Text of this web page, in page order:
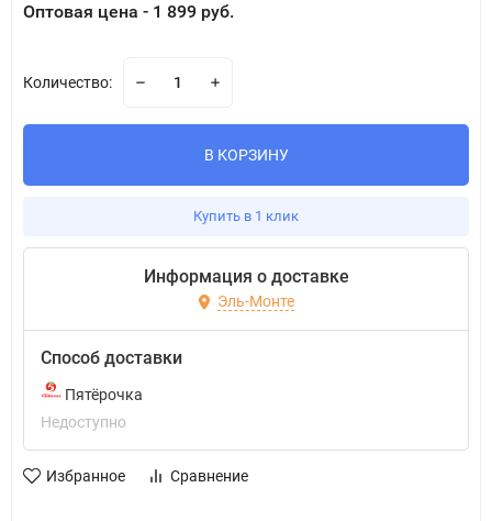
Оптовая цена - 1 899 руб.
Количество:
В КОРЗИНУ
Купить в 1 клик
Информация о доставке
Эль-Монте
Способ доставки
Пятёрочка
Недоступно
Избранное Сравнение